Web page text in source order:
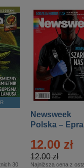
30
Newsweek
Polska –
12.00 zł
12.00 zł
Najniższa cena z